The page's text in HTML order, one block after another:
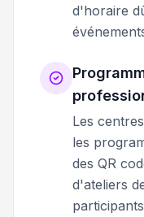
d'horaire
Les
les
des QR
d'ateliers